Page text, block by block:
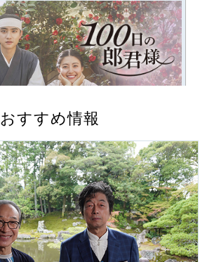
おすすめ情報